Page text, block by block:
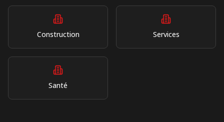
Construction Services
Santé